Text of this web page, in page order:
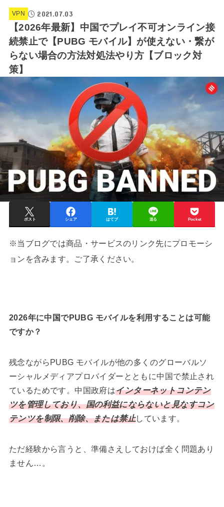
VPN 2021.07.03
【2026年最新】中国でプレイ不可オンライン接
続禁止で【PUBG モバイル】が使えない・繋が
らない場合の方法対処法やり方【ブロック対
策】
ポスト シェア はてブ 送る Pocket
※当ブログでは商品・サービスのリンク先にプロモーシ
ョンを含みます。ご了承ください。
2026年に中国でPUBG モバイルを利用することは可能
ですか？
残念ながらPUBG モバイルが他の多くのグローバルソ
ーシャルメディアプロバイダーとともに中国で禁止され
ているためです。中国政府はインターネットコンテン
ツを管理しており、国の利益にならないと見なすコン
テンツを制限、削除、または禁止しています。
ただ経験から言うと、準備さえしておけば全く問題あり
ません…。